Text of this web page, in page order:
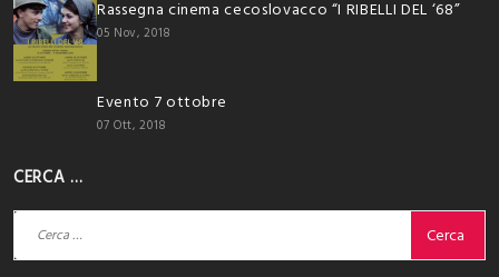
Rassegna cinema cecoslovacco “I RIBELLI DEL ‘68”
05 Nov, 2018
Evento 7 ottobre
07 Ott, 2018
CERCA …
Ricerca
per: